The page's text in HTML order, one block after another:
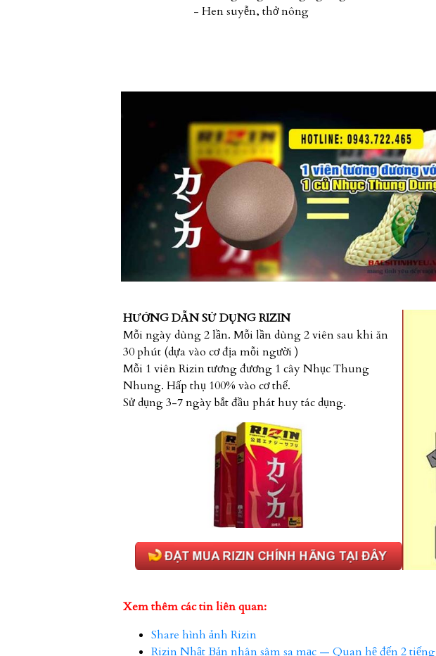
- Hen suyễn, thở nông
HƯỚNG DẪN SỬ DỤNG RIZIN
Mỗi ngày dùng 2 lần. Mỗi lần dùng 2 viên sau khi ăn
30 phút (dựa vào cơ địa mỗi người )
Mỗi 1 viên Rizin tương đương 1 cây Nhục Thung
Nhung. Hấp thụ 100% vào cơ thể.
Sử dụng 3-7 ngày bắt đầu phát huy tác dụng.
Xem thêm các tin liên quan:
Share hình ảnh Rizin
Rizin Nhật Bản nhân sâm sa mạc — Quan hệ đến 2 tiếng